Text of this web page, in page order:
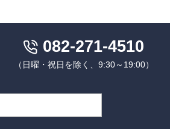
082-271-4510
（日曜・祝日を除く、9:30～19:00）